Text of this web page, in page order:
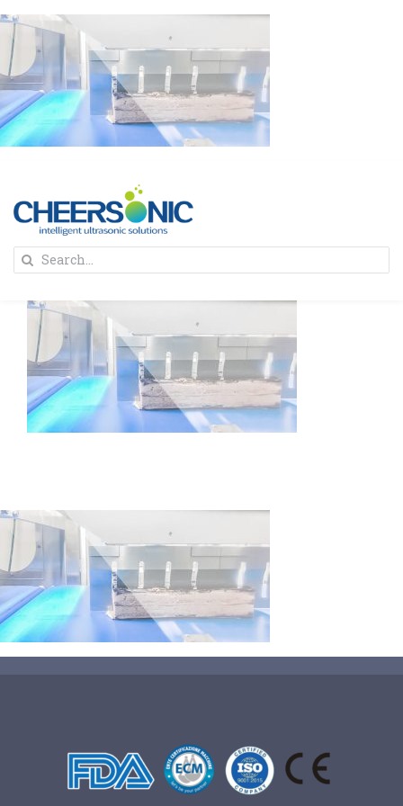
Skip
to
content
解决方案
蛋糕切割机
蛋糕切块机
蛋糕切片机
三角蛋糕切割机
圆形奶酪切片
块状奶酪切片
条状奶酪切片
三明治/披萨/寿司切割
披萨切割机
三明治切割机
面团
常温面团切割
糕点/糖果
阿胶糕切片
超声波设备
关于我们
人才招聘
联系我们
Search